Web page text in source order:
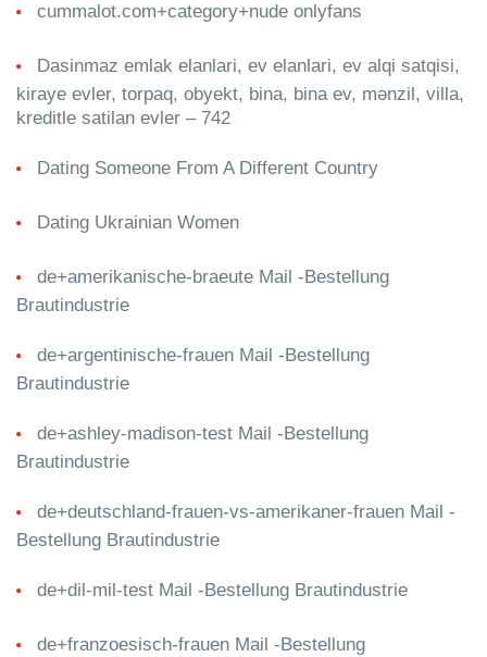
cummalot.com+category+nude onlyfans
Dasinmaz emlak elanlari, ev elanlari, ev alqi satqisi,
kiraye evler, torpaq, obyekt, bina, bina ev, mənzil, villa,
kreditle satilan evler – 742
Dating Someone From A Different Country
Dating Ukrainian Women
de+amerikanische-braeute Mail -Bestellung
Brautindustrie
de+argentinische-frauen Mail -Bestellung
Brautindustrie
de+ashley-madison-test Mail -Bestellung
Brautindustrie
de+deutschland-frauen-vs-amerikaner-frauen Mail -
Bestellung Brautindustrie
de+dil-mil-test Mail -Bestellung Brautindustrie
de+franzoesisch-frauen Mail -Bestellung